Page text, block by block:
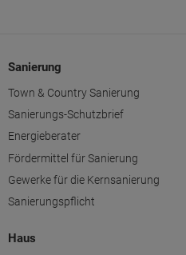
Sanierung
Town & Country Sanierung
Sanierungs-Schutzbrief
Energieberater
Fördermittel für Sanierung
Gewerke für die Kernsanierung
Sanierungspflicht
Haus